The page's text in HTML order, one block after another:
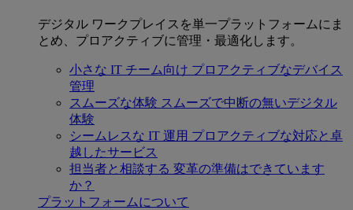
デジタル ワークプレイスを単一プラットフォームにま
とめ、プロアクティブに管理・最適化します。
小さな IT チーム向け プロアクティブなデバイス
管理
スムーズな体験 スムーズで中断の無いデジタル
体験
シームレスな IT 運用 プロアクティブな対応と卓
越したサービス
担当者と相談する 変革の準備はできています
か？
プラットフォームについて